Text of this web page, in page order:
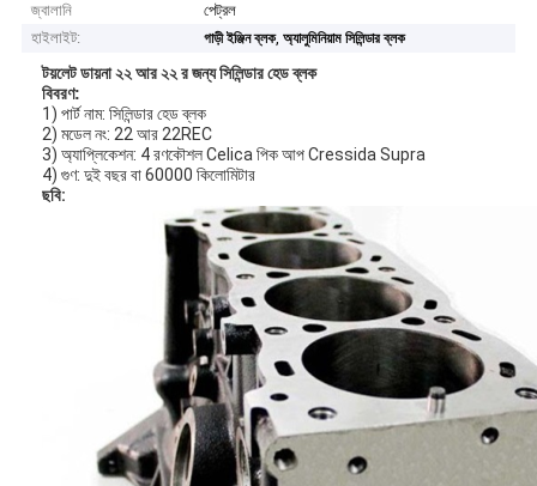
জ্বালানি
পেট্রল
হাইলাইট:
গাড়ী ইঞ্জিন ব্লক,অ্যালুমিনিয়াম সিলিন্ডার ব্লক
টয়লেট ডায়না ২২ আর ২২ র জন্য সিলিন্ডার হেড ব্লক
বিবরণ:
1) পার্ট নাম: সিলিন্ডার হেড ব্লক
2) মডেল নং: 22 আর 22REC
3) অ্যাপ্লিকেশন: 4 রণকৌশল Celica পিক আপ Cressida Supra
4) গুণ: দুই বছর বা 60000 কিলোমিটার
ছবি: